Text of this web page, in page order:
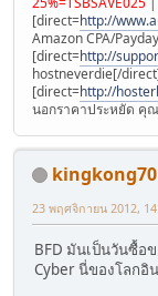
[direct=http://
Amazon CPA/
[direct=http://
hostneverdie[/
[direct=http://
นอกราคาประหยัด คุ
23 พฤศจิกายน 2012,
BFD มันเป็นวันซื้อ
Cyber นี่ของโลกอิ